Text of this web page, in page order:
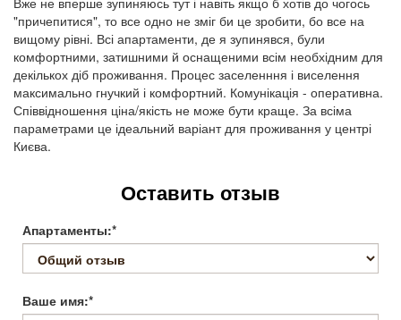
"причепитися", то все одно не зміг би це зробити, бо все на
вищому рівні. Всі апартаменти, де я зупинявся, були
комфортними, затишними й оснащеними всім необхідним для
декількох діб проживання. Процес заселенння і виселення
максимально гнучкий і комфортний. Комунікація - оперативна.
Співвідношення ціна/якість не може бути краще. За всіма
параметрами це ідеальний варіант для проживання у центрі
Києва.
Оставить отзыв
Апартаменты:*
Ваше имя:*